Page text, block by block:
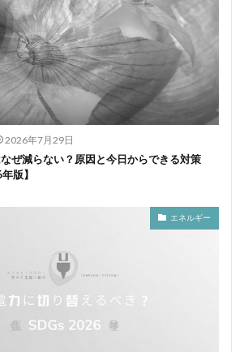
2026年7月29日
ぜ減らない？原因と今日からできる対策
版】
エネルギー